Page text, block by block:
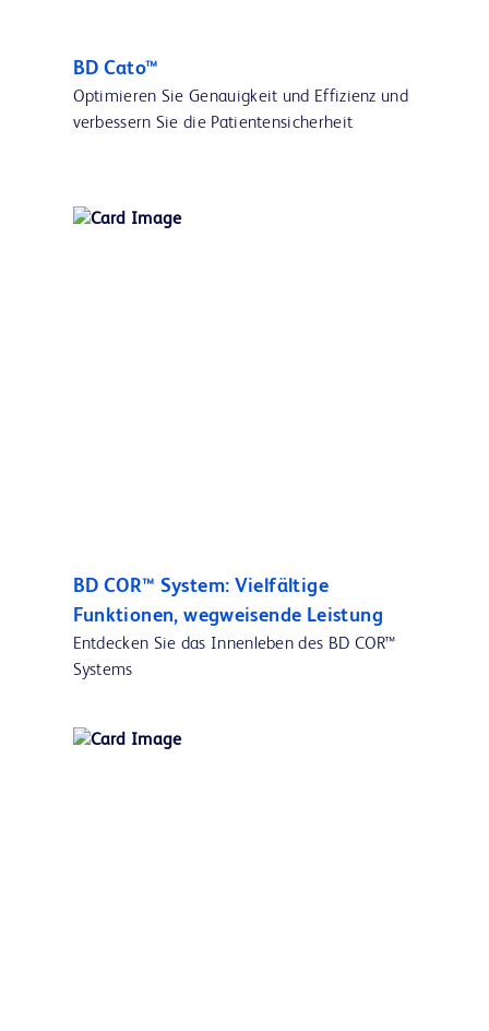
BD Cato™
Optimieren Sie Genauigkeit und Effizienz und
verbessern Sie die Patientensicherheit
BD COR™ System: Vielfältige
Funktionen, wegweisende Leistung
Entdecken Sie das Innenleben des BD COR™
Systems